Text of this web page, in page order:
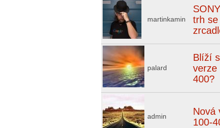
martinkamin
trh se
palard
Blíží
verze
400?
admin
Nová
100-